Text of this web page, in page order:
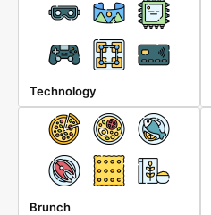
Technology
Brunch